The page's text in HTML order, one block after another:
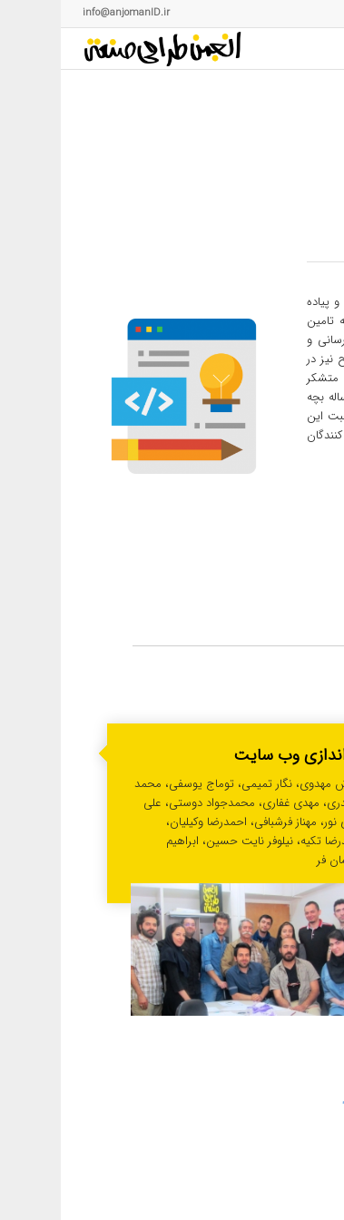
info@anjomanID.ir
پیاده
تامین
و
در
متشکر
بچه
این
وب سایت
مهدوی، نگار تمیمی، توماج یوسفی، محمد
مهدی غفاری، محمدجواد دوستی، علی
نور، مهناز فرشبافی، احمدرضا وکیلیان،
تکیه، نیلوفر نایت حسین، ابراهیم
فر